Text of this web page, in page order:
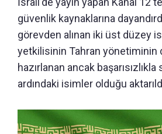
güvenlik kaynaklarına
görevden alınan iki üst düzey
yetkilisinin Tahran yönetiminin
hazırlanan ancak
ardındaki isimler olduğu